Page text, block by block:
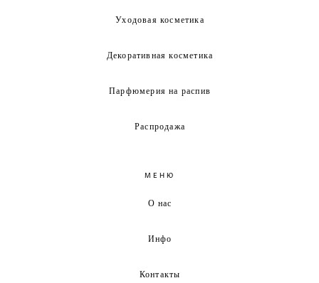
Уходовая косметика
Декоративная косметика
Парфюмерия на распив
Распродажа
МЕНЮ
О нас
Инфо
Контакты